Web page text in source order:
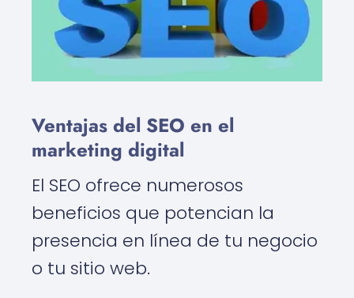
Ventajas del SEO en el
marketing digital
El SEO ofrece numerosos
beneficios que potencian la
presencia en línea de tu negocio
o tu sitio web.